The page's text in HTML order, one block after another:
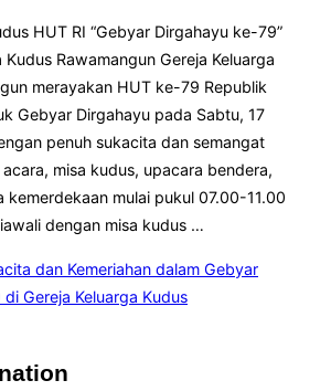
HUT RI “Gebyar Dirgahayu ke-79”
Kudus Rawamangun Gereja Keluarga
merayakan HUT ke-79 Republik
Gebyar Dirgahayu pada Sabtu, 17
penuh sukacita dan semangat
misa kudus, upacara bendera,
kemerdekaan mulai pukul 07.00-11.00
dengan misa kudus …
dan Kemeriahan dalam Gebyar
Gereja Keluarga Kudus